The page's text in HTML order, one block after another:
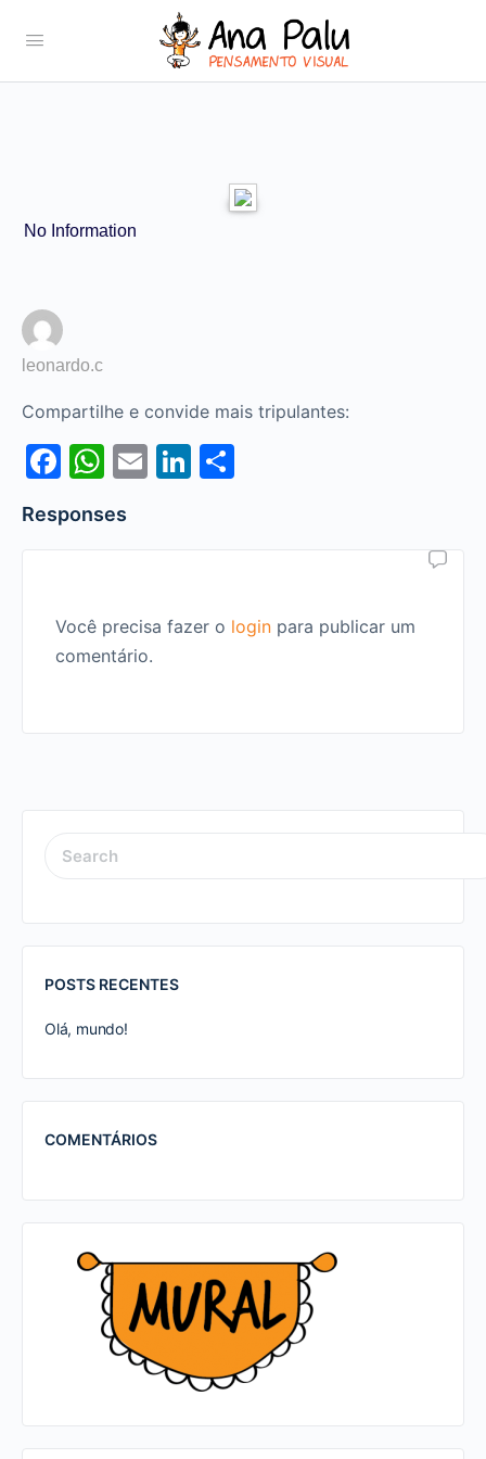
No Information
leonardo.c
Compartilhe e convide mais tripulantes:
Facebook
WhatsApp
EmailLinkedIn
Responses
Você precisa fazer o login para publicar um
comentário.
SEARCH
FOR:
POSTS RECENTES
Olá, mundo!
COMENTÁRIOS